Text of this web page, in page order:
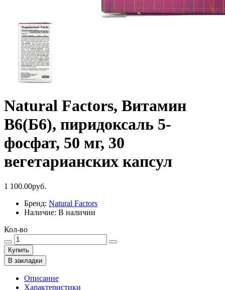
Natural Factors, Витамин
B6(Б6), пиридоксаль 5-
фосфат, 50 мг, 30
вегетарианских капсул
1 100.00руб.
Бренд: Natural Factors
Наличие: В наличии
Кол-во
Купить
В закладки
Описание
Характеристики